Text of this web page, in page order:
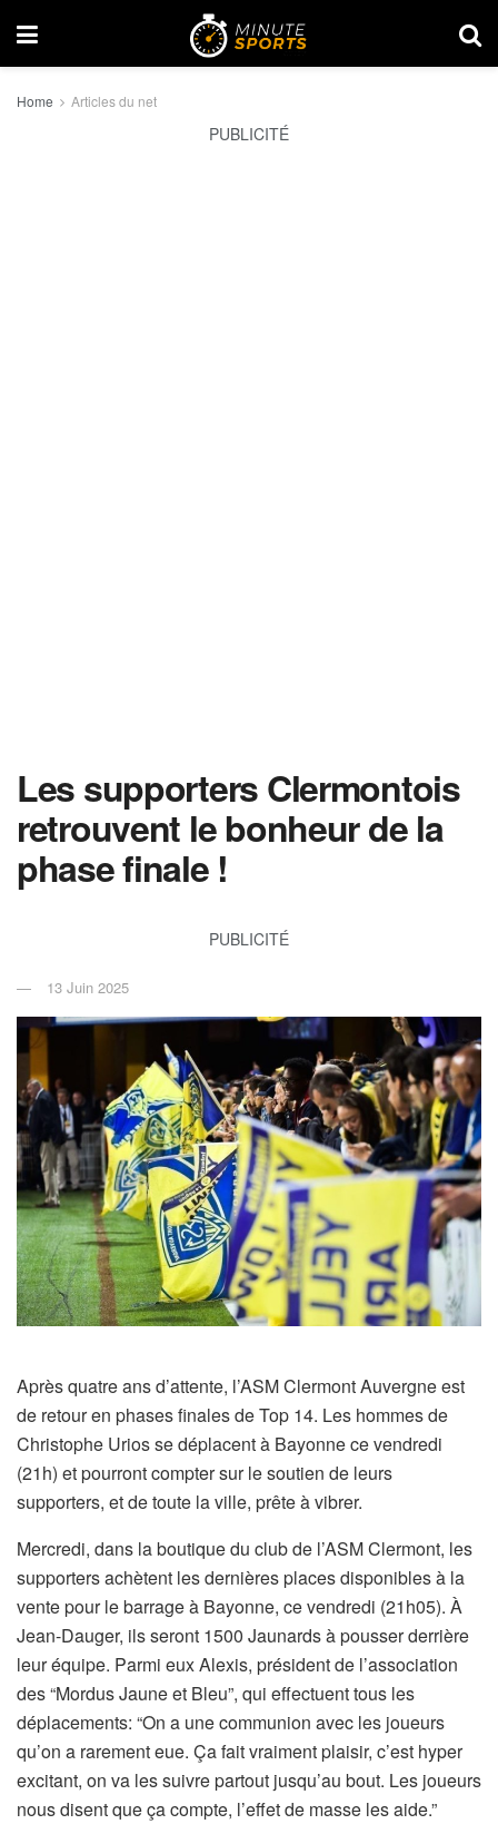
Home Articles du net
PUBLICITÉ
Les supporters Clermontois
retrouvent le bonheur de la
phase finale !
PUBLICITÉ
13 Juin 2025
Après quatre ans d’attente, l’ASM Clermont Auvergne est
de retour en phases finales de Top 14. Les hommes de
Christophe Urios se déplacent à Bayonne ce vendredi
(21h) et pourront compter sur le soutien de leurs
supporters, et de toute la ville, prête à vibrer.
Mercredi, dans la boutique du club de l’ASM Clermont, les
supporters achètent les dernières places disponibles à la
vente pour le barrage à Bayonne, ce vendredi (21h05). À
Jean-Dauger, ils seront 1500 Jaunards à pousser derrière
leur équipe. Parmi eux Alexis, président de l’association
des “Mordus Jaune et Bleu”, qui effectuent tous les
déplacements: “On a une communion avec les joueurs
qu’on a rarement eue. Ça fait vraiment plaisir, c’est hyper
excitant, on va les suivre partout jusqu’au bout. Les joueurs
nous disent que ça compte, l’effet de masse les aide.”